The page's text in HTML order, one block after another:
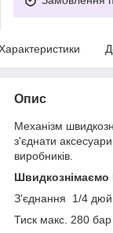
Опис
Механізм
з'єднати
виробників.
Швидкознімаємо
З'єднання 1/4
Тиск макс. 280 бар